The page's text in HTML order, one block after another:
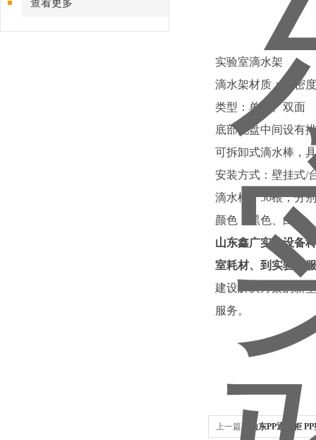
查看更多
实验室滴水架
滴水架材质：高密
类型：单面、双面
底部托盘中间设有
可拆卸式滴水棒，
安装方式：壁挂式/
滴水棒：50根，分
颜色：黑色、白色
山东鑫广实验设备
室耗材、到实验室
建设解决方案的新
服务。
上一篇： 山东PP通风柜